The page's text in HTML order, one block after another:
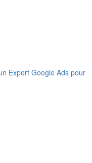
Expert Google Ads pour